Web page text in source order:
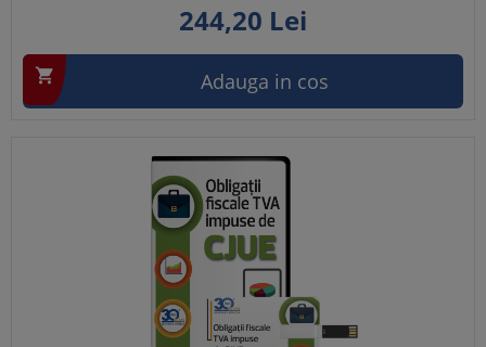
244,20 Lei
 Adauga in cos